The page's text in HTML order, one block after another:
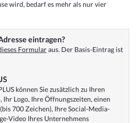
wird, bedarf es mehr als nur vier
eintragen?
Formularaus. Der Basis-Eintrag ist
können Sie zusätzlich zu Ihren
Ihr Logo, Ihre Öffnungszeiten, einen
700 Zeichen), Ihre Social-Media-
Video Ihres Unternehmens